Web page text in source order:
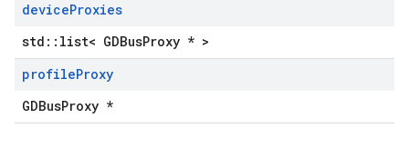
deviceProxies
std::list< GDBusProxy * >
profileProxy
GDBusProxy *